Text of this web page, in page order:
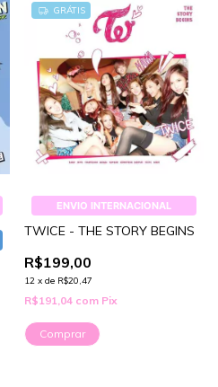
GRÁTIS
ENVIO INTERNACIONAL
TWICE - THE STORY BEGINS
R$199,00
12 x de R$20,47
R$191,04 com Pix
Comprar